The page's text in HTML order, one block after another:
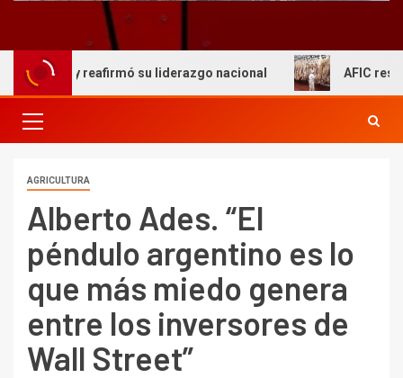
y reafirmó su liderazgo nacional AFIC respaldo al
AGRICULTURA
Alberto Ades. “El
péndulo argentino es lo
que más miedo genera
entre los inversores de
Wall Street”